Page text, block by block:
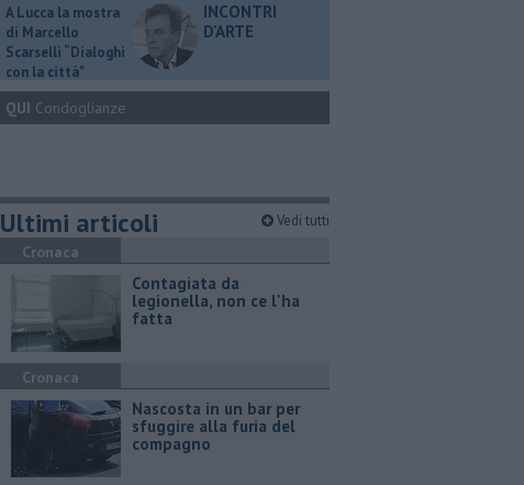
A Lucca la mostra
di Marcello
Scarselli “Dialoghi
con la città"
INCONTRI
D'ARTE
QUI Condoglianze
Ultimi articoli Vedi tutti
Cronaca
Contagiata da
legionella, non ce l'ha
fatta
Cronaca
Nascosta in un bar per
sfuggire alla furia del
compagno